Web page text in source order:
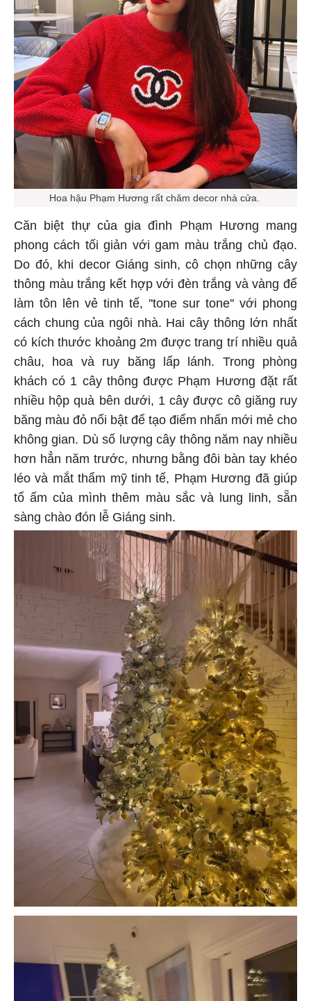
Hoa hậu Phạm Hương rất chăm decor nhà cửa.
Căn biệt thự của gia đình Phạm Hương mang
phong cách tối giản với gam màu trắng chủ đạo.
Do đó, khi decor Giáng sinh, cô chọn những cây
thông màu trắng kết hợp với đèn trắng và vàng để
làm tôn lên vẻ tinh tế, ''tone sur tone'' với phong
cách chung của ngôi nhà. Hai cây thông lớn nhất
có kích thước khoảng 2m được trang trí nhiều quả
châu, hoa và ruy băng lấp lánh. Trong phòng
khách có 1 cây thông được Phạm Hương đặt rất
nhiều hộp quà bên dưới, 1 cây được cô giăng ruy
băng màu đỏ nổi bật để tạo điểm nhấn mới mẻ cho
không gian. Dù số lượng cây thông năm nay nhiều
hơn hẳn năm trước, nhưng bằng đôi bàn tay khéo
léo và mắt thẩm mỹ tinh tế, Phạm Hương đã giúp
tổ ấm của mình thêm màu sắc và lung linh, sẵn
sàng chào đón lễ Giáng sinh.